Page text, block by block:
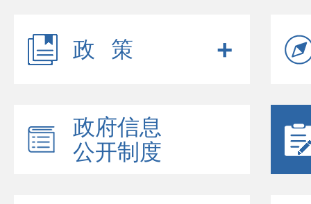
政策
政府信息
公开制度